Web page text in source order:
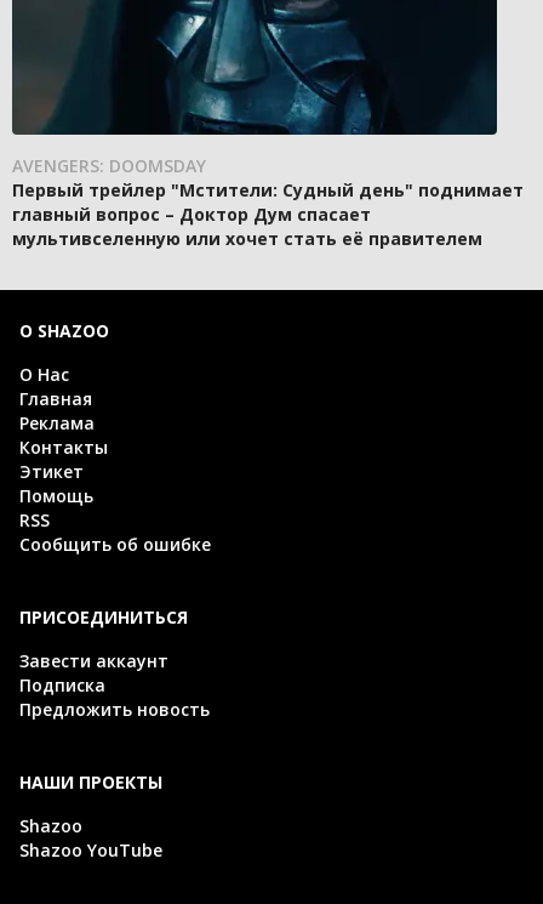
AVENGERS: DOOMSDAY
Первый трейлер "Мстители: Судный день" поднимает
главный вопрос – Доктор Дум спасает
мультивселенную или хочет стать её правителем
О SHAZOO
О Нас
Главная
Реклама
Контакты
Этикет
Помощь
RSS
Сообщить об ошибке
ПРИСОЕДИНИТЬСЯ
Завести аккаунт
Подписка
Предложить новость
НАШИ ПРОЕКТЫ
Shazoo
Shazoo YouTube